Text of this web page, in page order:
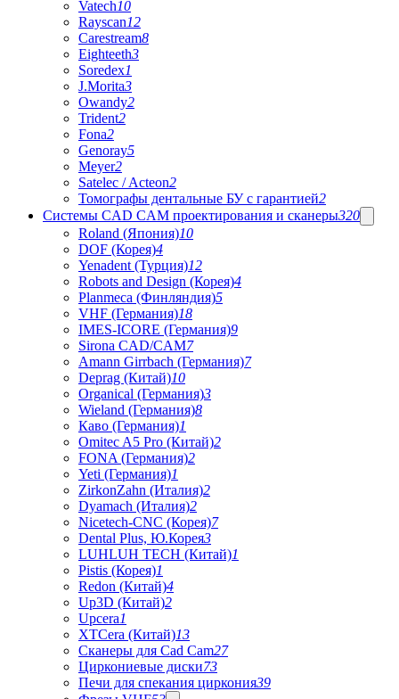
Vatech10
Rayscan12
Carestream8
Eighteeth3
Soredex1
J.Morita3
Owandy2
Trident2
Fona2
Genoray5
Meyer2
Satelec / Acteon2
Томографы дентальные БУ с гарантией2
Системы CAD CAM проектирования и сканеры320
Roland (Япония)10
DOF (Корея)4
Yenadent (Турция)12
Robots and Design (Корея)4
Planmeca (Финляндия)5
VHF (Германия)18
IMES-ICORE (Германия)9
Sirona CAD/CAM7
Amann Girrbach (Германия)7
Deprag (Китай)10
Organical (Германия)3
Wieland (Германия)8
Каво (Германия)1
Omitec A5 Pro (Китай)2
FONA (Германия)2
Yeti (Германия)1
ZirkonZahn (Италия)2
Dyamach (Италия)2
Nicetech-CNC (Корея)7
Dental Plus, Ю.Корея3
LUHLUH TECH (Китай)1
Pistis (Корея)1
Redon (Китай)4
Up3D (Китай)2
Upcera1
XTCera (Китай)13
Сканеры для Cad Cam27
Циркониевые диски73
Печи для спекания циркония39